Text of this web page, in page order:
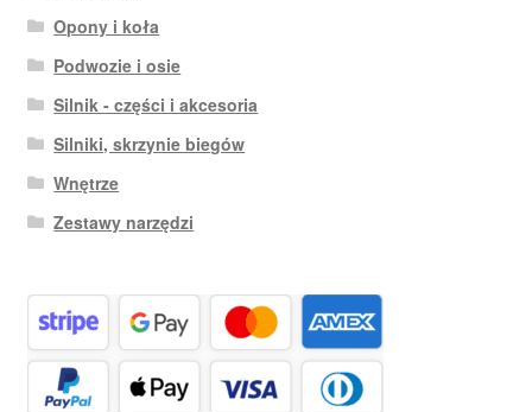
Opony i koła
Podwozie i osie
Silnik - części i akcesoria
Silniki, skrzynie biegów
Wnętrze
Zestawy narzędzi